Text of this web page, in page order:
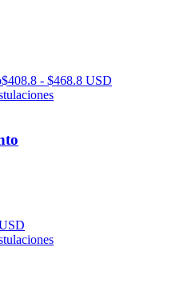
$408.8 - $468.8 USD